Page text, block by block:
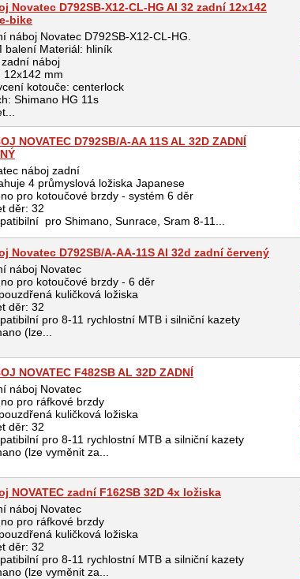
Novatec D792SB-X12-CL-HG Al 32 zadní 12x142
bike
náboj Novatec D792SB-X12-CL-HG.
balení Materiál: hliník
náboj
12x142 mm
kotouče: centerlock
Shimano HG 11s
NOVATEC D792SB/A-AA 11S AL 32D ZADNÍ
náboj zadní
4 průmyslová ložiska Japanese
pro kotoučové brzdy - systém 6 děr
děr: 32
pro Shimano, Sunrace, Sram 8-11...
Novatec D792SB/A-AA-11S Al 32d zadní červený
náboj Novatec
pro kotoučové brzdy - 6 děr
kuličková ložiska
děr: 32
pro 8-11 rychlostní MTB i silniční kazety
(lze...
NOVATEC F482SB AL 32D ZADNÍ
náboj Novatec
pro ráfkové brzdy
kuličková ložiska
děr: 32
pro 8-11 rychlostní MTB a silniční kazety
(lze vyměnit za...
NOVATEC zadní F162SB 32D 4x ložiska
náboj Novatec
pro ráfkové brzdy
kuličková ložiska
děr: 32
pro 8-11 rychlostní MTB a silniční kazety
(lze vyměnit za...